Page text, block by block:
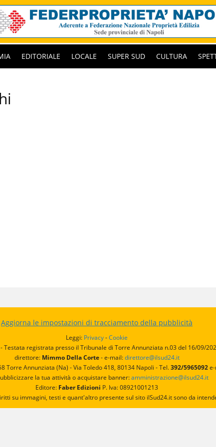
EDITORIALE LOCALE SUPER SUD CULTURA
Aggiorna le impostazioni di tracciamento della pubblicità
Leggi: Privacy-Cookie
Testata registrata presso il Tribunale di Torre Annunziata n.03 del 16/09/
direttore:Mimmo Della Corte- e-mail:direttore@ilsud24.it
Torre Annunziata (Na) - Via Toledo 418, 80134 Napoli - Tel.392/5965092
la tua attività o acquistare banner:amministrazione@ilsud24.it
Editore: Faber Edizioni P. Iva: 08921001213
su immagini, testi e quant'altro presente sul sito ilSud24.it sono da